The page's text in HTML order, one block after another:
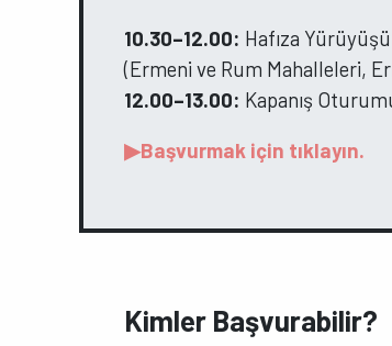
10.30–12.00: Hafıza
(Ermeni ve Rum Mahalleleri,
12.00–13.00: Kapanış
▶Başvurmak için tıklayın.
Kimler Başvurabilir?